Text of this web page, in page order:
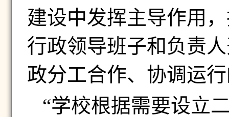
建设中发挥主导作用
行政领导班子和负责
政分工合作、协调运
“学校根据需要设立